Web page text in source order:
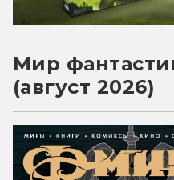
Мир
(август 2026)